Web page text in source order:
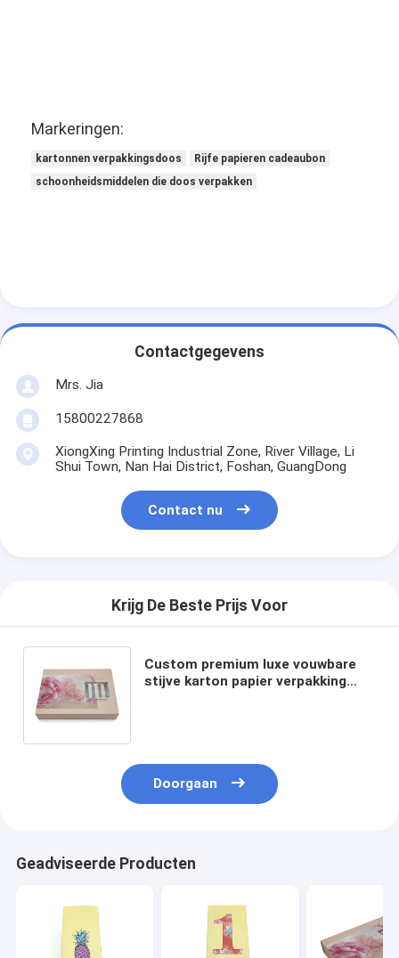
Markeringen:
kartonnen verpakkingsdoos
Rijfe papieren cadeaubon
schoonheidsmiddelen die doos verpakken
Contactgegevens
Mrs. Jia
15800227868
XiongXing Printing Industrial Zone, River Village, Li
Shui Town, Nan Hai District, Foshan, GuangDong
Contact nu
Krijg De Beste Prijs Voor
Custom premium luxe vouwbare
stijve karton papier verpakking
Doorgaan
Geadviseerde Producten